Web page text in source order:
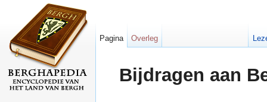
Bijdragen aan
Pagina Overleg